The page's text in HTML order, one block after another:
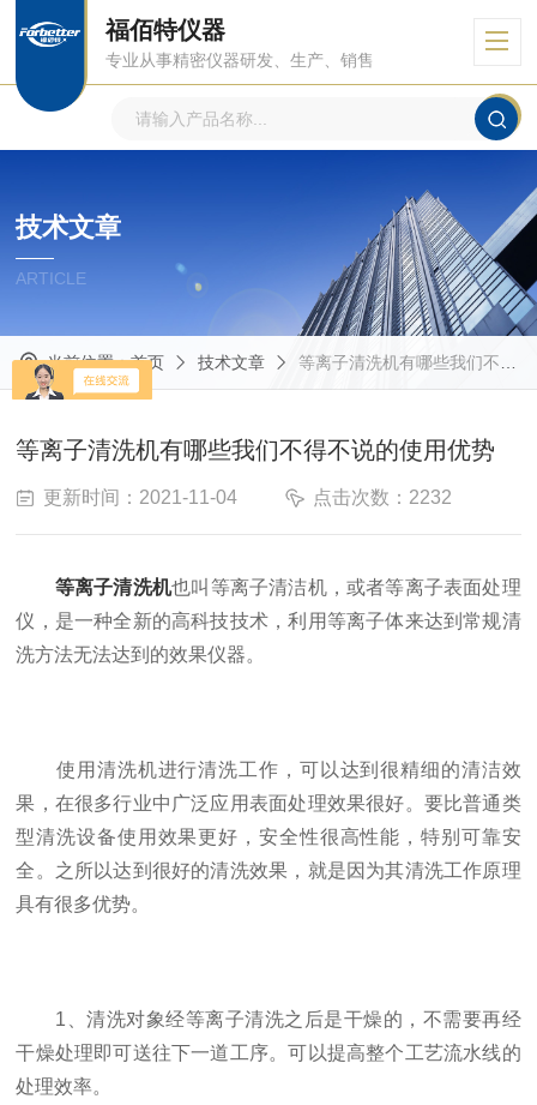
福佰特仪器
专业从事精密仪器研发、生产、销售
技术文章
ARTICLE
当前位置：首页 技术文章 等离子清洗机有哪些我们不得不说的使用优势
等离子清洗机有哪些我们不得不说的使用优势
更新时间：2021-11-04 点击次数：2232
等离子清洗机也叫等离子清洁机，或者等离子表面处理
仪，是一种全新的高科技技术，利用等离子体来达到常规清
洗方法无法达到的效果仪器。
使用清洗机进行清洗工作，可以达到很精细的清洁效
果，在很多行业中广泛应用表面处理效果很好。要比普通类
型清洗设备使用效果更好，安全性很高性能，特别可靠安
全。之所以达到很好的清洗效果，就是因为其清洗工作原理
具有很多优势。
1、清洗对象经等离子清洗之后是干燥的，不需要再经
干燥处理即可送往下一道工序。可以提高整个工艺流水线的
处理效率。